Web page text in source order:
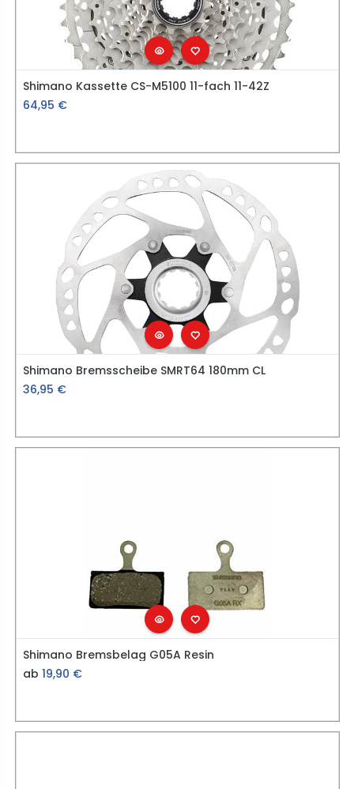
Shimano Kassette CS-M5100 11-fach 11-42Z
64,95 €
Shimano Bremsscheibe SMRT64 180mm CL
36,95 €
Shimano Bremsbelag G05A Resin
ab 19,90 €